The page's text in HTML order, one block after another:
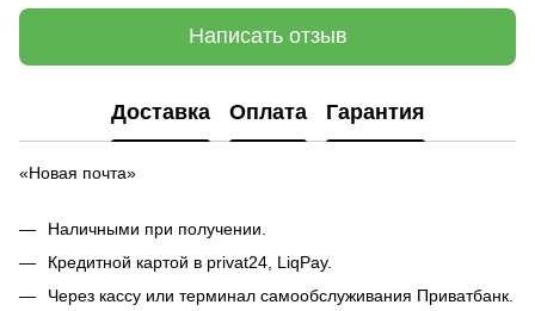
Написать отзыв
Доставка Оплата Гарантия
«Новая почта»
Наличными при получении.
Кредитной картой в privat24, LiqPay.
Через кассу или терминал самообслуживания Приватбанк.